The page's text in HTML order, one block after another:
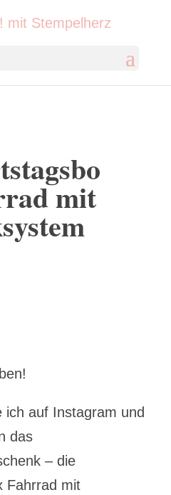
mit
ich auf Instagram und
das
– die
Fahrrad mit